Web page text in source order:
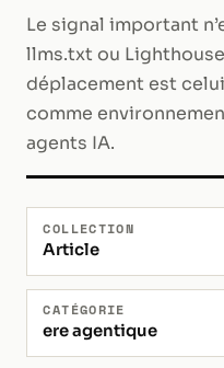
Le signal important
llms.txt ou
déplacement est
comme
agents IA.
COLLECTION
Article
CATÉGORIE
ere agentique